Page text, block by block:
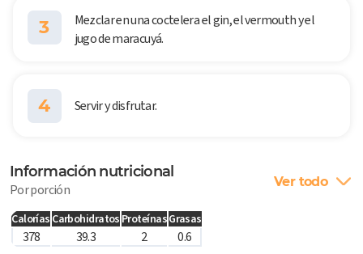
3
Mezclar en una coctelera el gin, el vermouth y el
jugo de maracuyá.
4 Servir y disfrutar.
Información nutricional
Por porción Ver todo
Calorías Carbohidratos ProteínasGrasas
378 39.3 2 0.6